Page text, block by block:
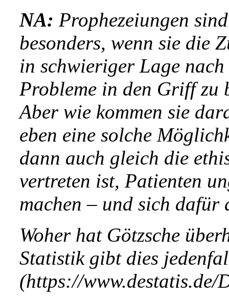
NA: Prophezeiungen
besonders, wenn sie die
in schwieriger Lage
Probleme in den Griff zu
Aber wie kommen sie
eben eine solche
dann auch gleich die
vertreten ist, Patienten
machen – und sich dafür
Woher hat Götzsche
Statistik gibt dies
(https://www.destatis.de/